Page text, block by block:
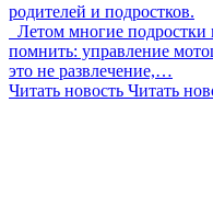
родителей и подростков.
Летом многие подростки
помнить: управление
это не развлечение,…
Читать новость Читать